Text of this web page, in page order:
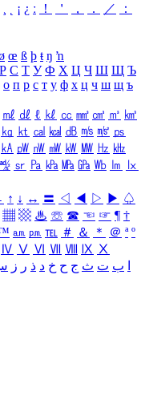
¸ ¡ ¿ ː ！ ＇ ， ． ／
：
œ ß þ ŧ ŋ ŉ
Р С Т У Ф Х Ц Ч Ш Щ Ъ
о п р с т у ф х ц ч ш щ ъ
㎖ ㎗ ℓ ㎘ ㏄ ㎣ ㎤ ㎥ ㎦
㎏ ㏏ ㎈ ㎉ ㏈ ㎧ ㎨ ㎰
㎄ ㎺ ㎻ ㎽ ㎾ ㎿ ㎐ ㎑
㏛ ㎩ ㎪ ㎫ ㎬ ㏝ ㏐
㏓
↑ ↓ ↔ 〓 ◁ ◀ ▷ ▶ ♤
▦ ▩ ♨ ☏ ☎ ☜ ☞ ¶ †
㏂ ㏘ ℡ ＃ ＆ ＊ ＠ ª º
Ⅳ Ⅴ Ⅵ Ⅶ Ⅷ Ⅸ Ⅹ
ب ت ث ج ح خ د ذ ر ز